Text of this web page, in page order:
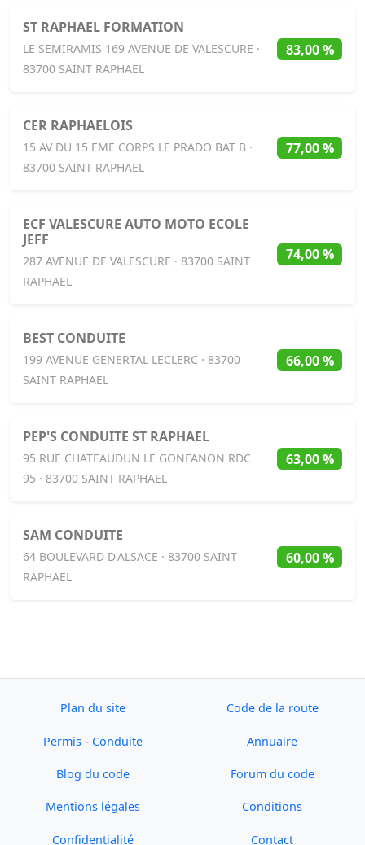
ST RAPHAEL FORMATION
LE SEMIRAMIS 169 AVENUE DE VALESCURE ·
83700 SAINT RAPHAEL
83,00 %
CER RAPHAELOIS
15 AV DU 15 EME CORPS LE PRADO BAT B ·
83700 SAINT RAPHAEL
77,00 %
ECF VALESCURE AUTO MOTO ECOLE
JEFF
287 AVENUE DE VALESCURE · 83700 SAINT
RAPHAEL
74,00 %
BEST CONDUITE
199 AVENUE GENERTAL LECLERC · 83700
SAINT RAPHAEL
66,00 %
PEP'S CONDUITE ST RAPHAEL
95 RUE CHATEAUDUN LE GONFANON RDC
95 · 83700 SAINT RAPHAEL
63,00 %
SAM CONDUITE
64 BOULEVARD D'ALSACE · 83700 SAINT
RAPHAEL
60,00 %
Plan du site Code de la route
Permis - Conduite Annuaire
Blog du code Forum du code
Mentions légales Conditions
Confidentialité Contact